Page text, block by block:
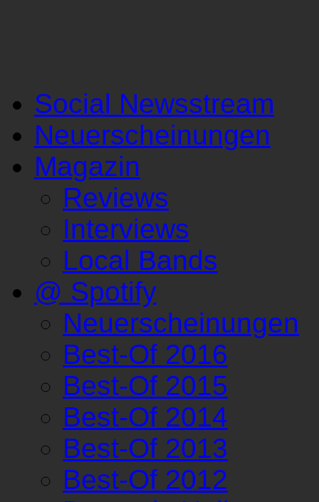
Social Newsstream
Neuerscheinungen
Magazin
Reviews
Interviews
Local Bands
@ Spotify
Neuerscheinungen
Best-Of 2016
Best-Of 2015
Best-Of 2014
Best-Of 2013
Best-Of 2012